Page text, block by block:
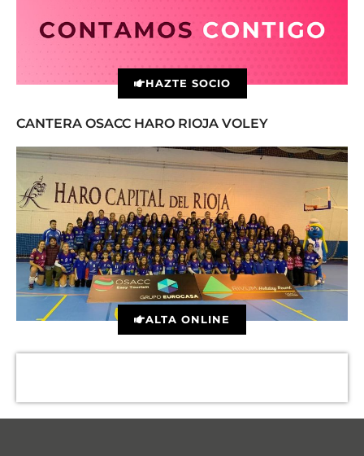
HAZTE SOCIO
CANTERA OSACC HARO RIOJA VOLEY
ALTA ONLINE